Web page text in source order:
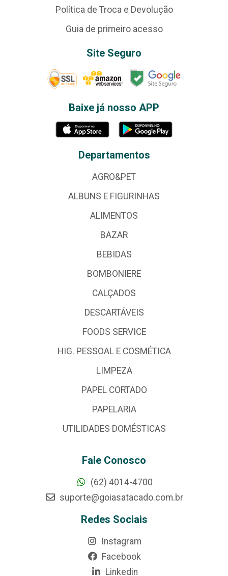
Política de Troca e Devolução
Guia de primeiro acesso
Site Seguro
Baixe já nosso APP
Departamentos
AGRO&PET
ALBUNS E FIGURINHAS
ALIMENTOS
BAZAR
BEBIDAS
BOMBONIERE
CALÇADOS
DESCARTÁVEIS
FOODS SERVICE
HIG. PESSOAL E COSMÉTICA
LIMPEZA
PAPEL CORTADO
PAPELARIA
UTILIDADES DOMÉSTICAS
Fale Conosco
(62) 4014-4700
suporte@goiasatacado.com.br
Redes Sociais
Instagram
Facebook
Linkedin